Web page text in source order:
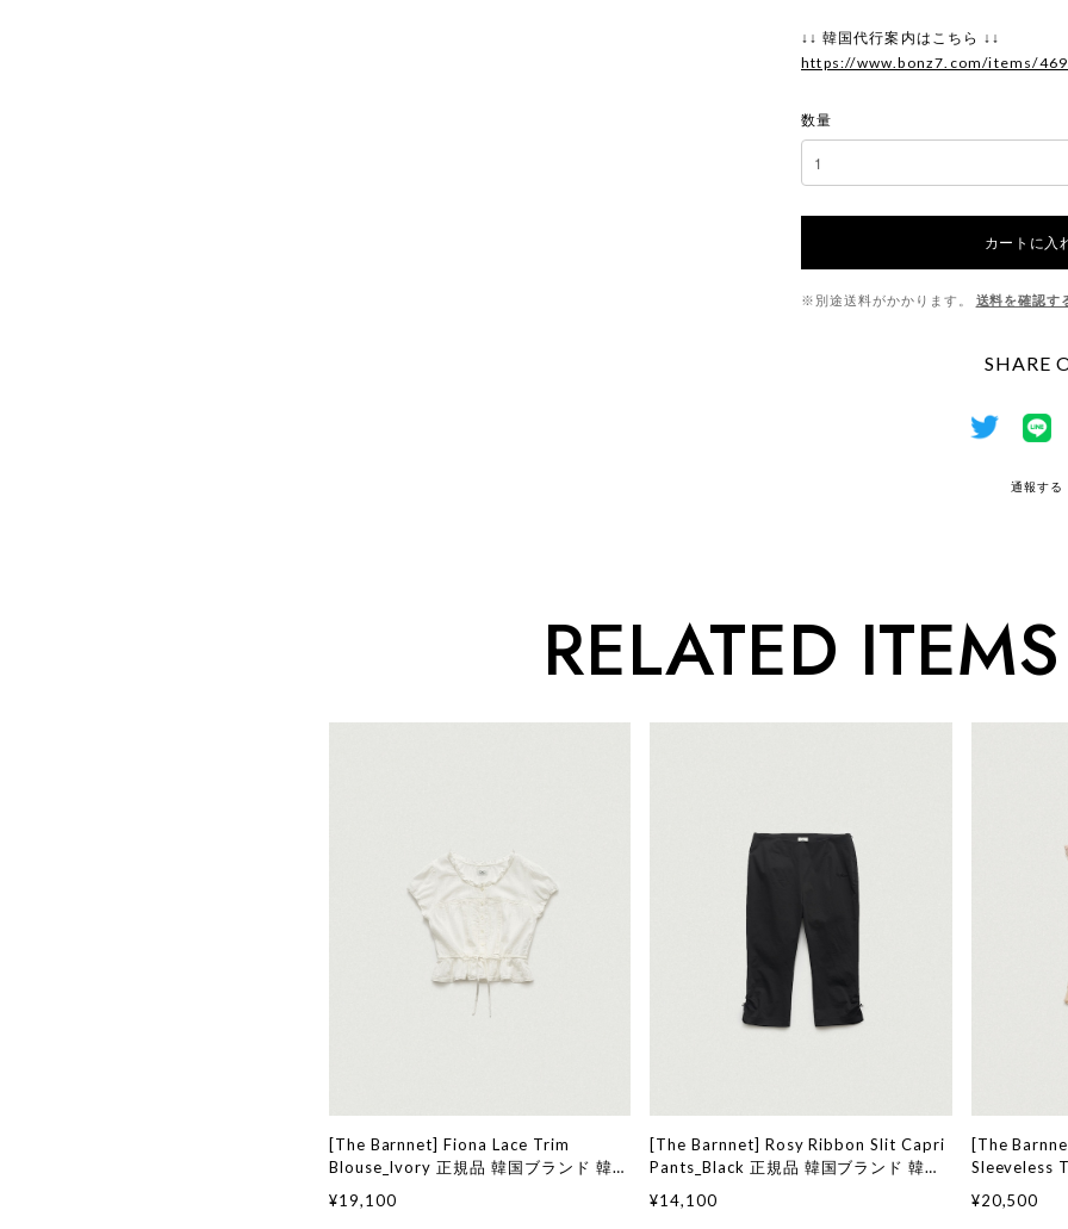
↓↓ 韓国代行案内はこちら ↓↓
https://www.bonz7.com/items/
数量
カートに入
※別途送料がかかります。 送料を確認す
SHARE
通報する
RELATED ITEMS
[The Barnnet] Fiona Lace Trim
Blouse_Ivory 正規品 韓国ブランド 韓国
ネット ザバーネット 日本 店舗
¥19,100
[The Barnnet] Rosy Ribbon Slit Capri
Pants_Black 正規品 韓国ブランド 韓国
ネット ザバーネット 日本 店舗
¥14,100
[The
Sleeveless
ン ザ バーネ
¥20,500